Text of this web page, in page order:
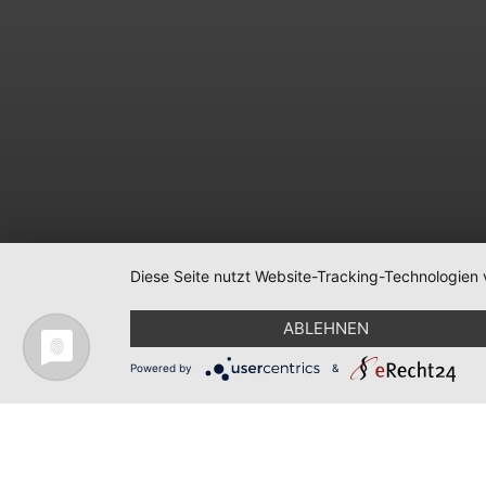
Diese Seite nutzt Website-Tracking-
ABLEHNEN
Powered by &